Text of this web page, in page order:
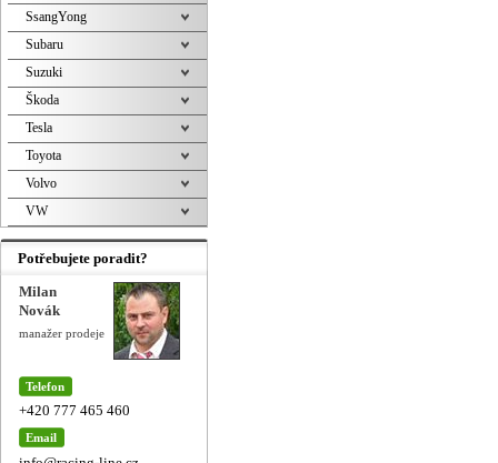
SsangYong
Subaru
Suzuki
Škoda
Tesla
Toyota
Volvo
VW
Potřebujete poradit?
Milan
Novák
manažer prodeje
Telefon
+420 777 465 460
Email